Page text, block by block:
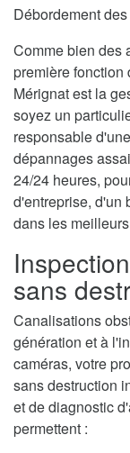
Débordement
Comme bien des
première fonction
Mérignat est la
soyez un
responsable
dépannages
24/24 heures,
d'entreprise, d'un
dans les
sans
Canalisations
génération et à
caméras, votre
sans destruction
et de diagnostic
permettent :